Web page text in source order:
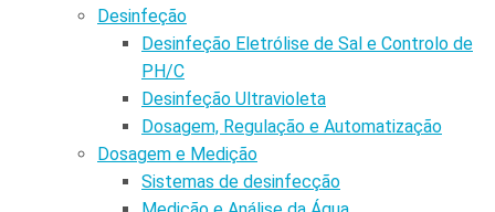
Desinfeção
Desinfeção Eletrólise de Sal e Controlo de
PH/C
Desinfeção Ultravioleta
Dosagem, Regulação e Automatização
Dosagem e Medição
Sistemas de desinfecção